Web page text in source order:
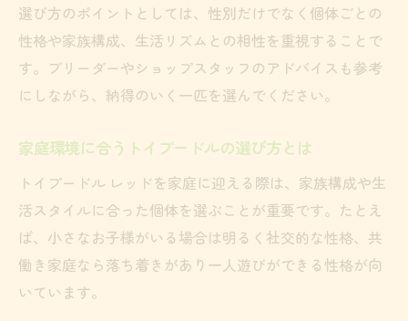
選び方のポイントとしては、性別だけでなく個体ごとの
性格や家族構成、生活リズムとの相性を重視することで
す。ブリーダーやショップスタッフのアドバイスも参考
にしながら、納得のいく一匹を選んでください。
家庭環境に合うトイプードルの選び方とは
トイプードル レッドを家庭に迎える際は、家族構成や生
活スタイルに合った個体を選ぶことが重要です。たとえ
ば、小さなお子様がいる場合は明るく社交的な性格、共
働き家庭なら落ち着きがあり一人遊びができる性格が向
いています。